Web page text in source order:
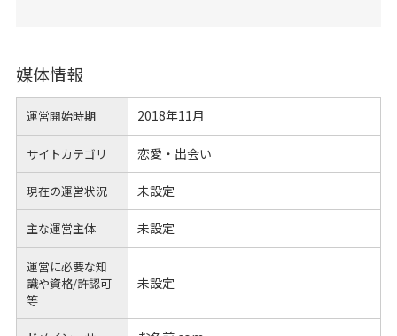
媒体情報
運営開始時期 2018年11月
サイトカテゴリ 恋愛・出会い
現在の運営状況 未設定
主な運営主体 未設定
運営に必要な知
識や資格/許認可
等
未設定